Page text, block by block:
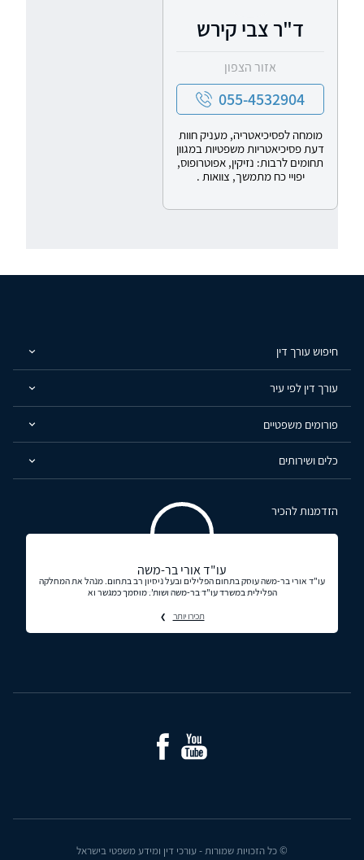
ד"ר צבי קירש
אזור הצפון
055-4532904
מומחה לפסיכיאטריה, מעניק חוות
דעת פסיכיאטריות משפטיות במגוון
תחומים לרבות: נזיקין, אפוטרופוס,
יפויי כח מתמשך, צוואות .
חיפוש עורך דין
עורך דין לפי עיר
פורומים משפטיים
כלים ושירותים
הזדמנות להכיר
עו"ד אורי בר-משה
עו"ד אורי בר-משה עוסק בתחום הפלילים ובעל ניסיון רב בתחום. מנהל את המחלקה
הפלילית במשרד עו"ד בר-משה ושות'. מוסמך כמגשר וא
תכירו יותר
© כל הזכויות שמורות - עורכי דין ומידע משפטי בישראל